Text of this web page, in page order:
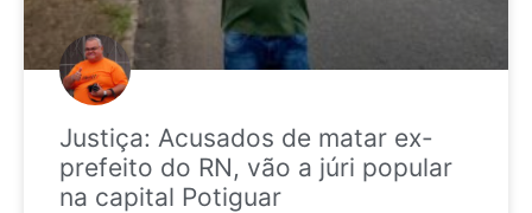
Justiça: Acusados de matar ex-
prefeito do RN, vão a júri popular
na capital Potiguar